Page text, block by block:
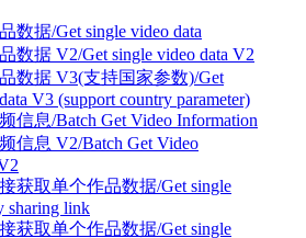
数据/Get single video data
数据 V2/Get single video data V2
数据 V3(支持国家参数)/Get
V3 (support country parameter)
信息/Batch Get Video Information
信息 V2/Batch Get Video
获取单个作品数据/Get single
sharing link
获取单个作品数据/Get single